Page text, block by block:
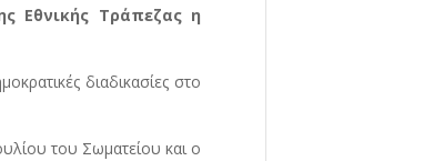
Εθνικής Τράπεζας η
διαδικασίες στο
του Σωματείου και ο